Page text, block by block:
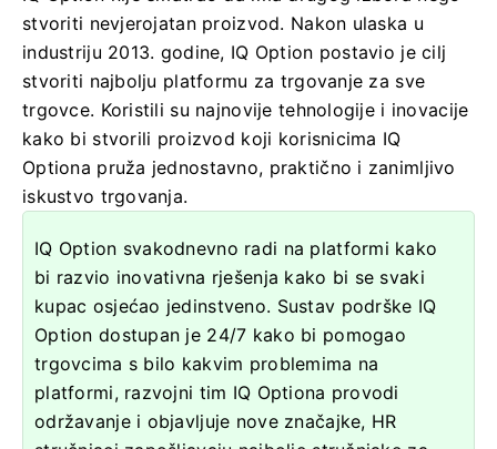
stvoriti nevjerojatan proizvod. Nakon ulaska u
industriju 2013. godine, IQ Option postavio je cilj
stvoriti najbolju platformu za trgovanje za sve
trgovce. Koristili su najnovije tehnologije i inovacije
kako bi stvorili proizvod koji korisnicima IQ
Optiona pruža jednostavno, praktično i zanimljivo
iskustvo trgovanja.
IQ Option svakodnevno radi na platformi kako
bi razvio inovativna rješenja kako bi se svaki
kupac osjećao jedinstveno. Sustav podrške IQ
Option dostupan je 24/7 kako bi pomogao
trgovcima s bilo kakvim problemima na
platformi, razvojni tim IQ Optiona provodi
održavanje i objavljuje nove značajke, HR